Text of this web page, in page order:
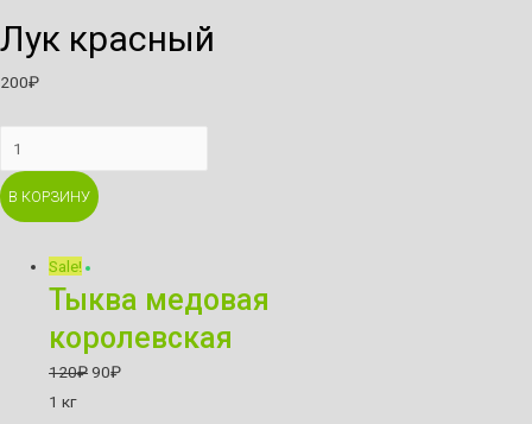
Лук красный
200₽
красный
quantity
В КОРЗИНУ
Sale!
Тыква медовая
королевская
120₽ 90₽
1 кг